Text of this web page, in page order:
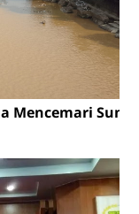
Mencemari